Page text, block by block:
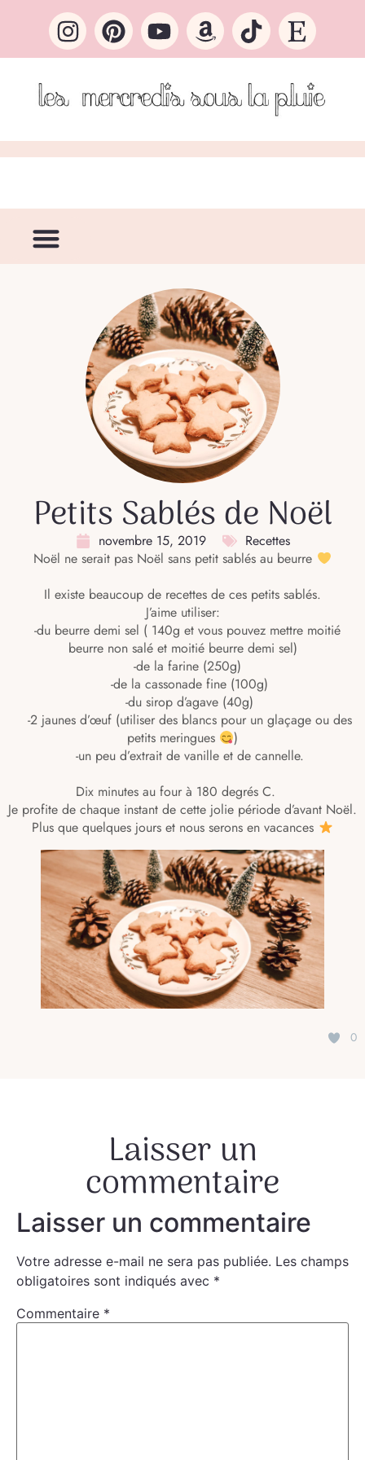
Petits Sablés de Noël
novembre 15, 2019
Recettes
Noël ne serait pas Noël sans petit sablés au beurre
Il existe beaucoup de recettes de ces petits sablés.
J’aime utiliser:
⠀-du beurre demi sel ( 140g et vous pouvez mettre moitié
beurre non salé et moitié beurre demi sel)
⠀-de la farine (250g)
⠀ -de la cassonade fine (100g)
⠀ -du sirop d’agave (40g)
⠀ -2 jaunes d’œuf (utiliser des blancs pour un glaçage ou des
petits meringues
)
⠀ -un peu d’extrait de vanille et de cannelle.
Dix minutes au four à 180 degrés C. ⠀
Je profite de chaque instant de cette jolie période d’avant Noël.
Plus que quelques jours et nous serons en vacances
0
Laisser un
commentaire
Laisser un commentaire
Votre adresse e-mail ne sera pas publiée. Les champs
obligatoires sont indiqués avec *
Commentaire *